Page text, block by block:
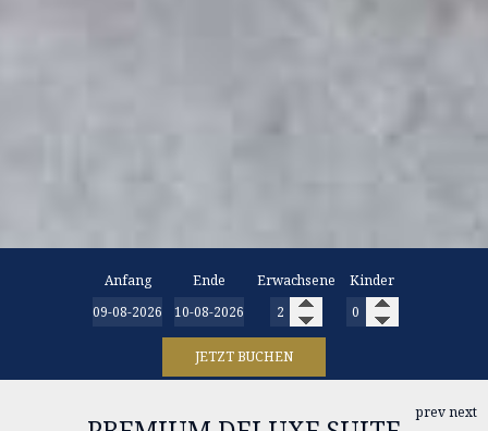
Anfang Ende Erwachsene Kinder
JETZT BUCHEN
prevnext